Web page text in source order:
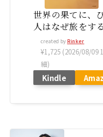
世界の果てに、
人はなぜ旅をす
created by Rinker
¥1,725 (2026/08/09
細)
Kindle